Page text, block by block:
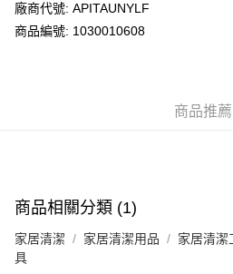
送貨方式
每筆HK$50.00，滿HK$200.00或以上
UNY 門市自取
每筆HK$50.00，滿HK$200.00或以上
廠商代號: APITAUNYLF
商品編號: 1030010608
商品推薦
商品相關分類 (1)
家居清潔 家居清潔用品 家居清潔
具